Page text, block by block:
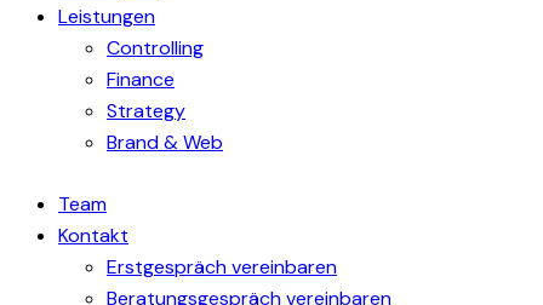
Leistungen
Controlling
Finance
Strategy
Brand & Web
Team
Kontakt
Erstgespräch vereinbaren
Beratungsgespräch vereinbaren